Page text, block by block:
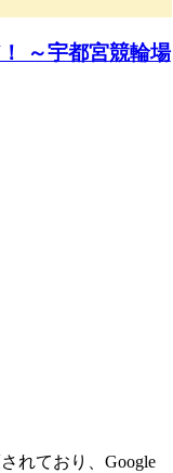
～宇都宮競輪場
れており、Google